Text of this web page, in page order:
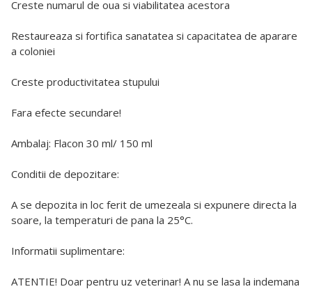
Creste numarul de oua si viabilitatea acestora
Restaureaza si fortifica sanatatea si capacitatea de aparare
a coloniei
Creste productivitatea stupului
Fara efecte secundare!
Ambalaj: Flacon 30 ml/ 150 ml
Conditii de depozitare:
A se depozita in loc ferit de umezeala si expunere directa la
soare, la temperaturi de pana la 25°C.
Informatii suplimentare:
ATENTIE! Doar pentru uz veterinar! A nu se lasa la indemana